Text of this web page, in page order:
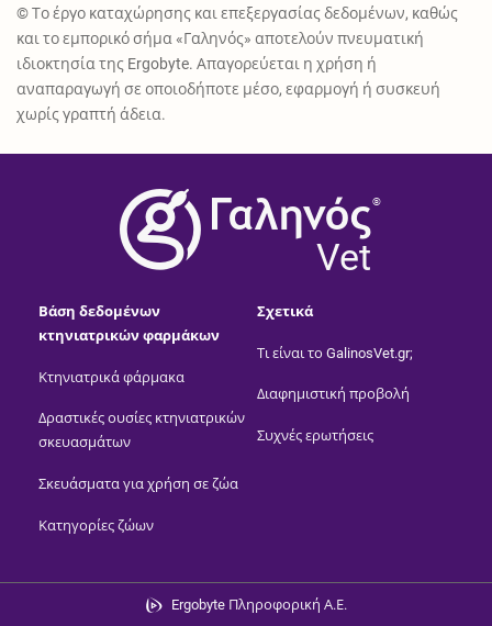
© Το έργο καταχώρησης και επεξεργασίας δεδομένων, καθώς
και το εμπορικό σήμα «Γαληνός» αποτελούν πνευματική
ιδιοκτησία της Ergobyte. Απαγορεύεται η χρήση ή
αναπαραγωγή σε οποιοδήποτε μέσο, εφαρμογή ή συσκευή
χωρίς γραπτή άδεια.
®
Vet
Βάση δεδομένων
κτηνιατρικών φαρμάκων
Κτηνιατρικά φάρμακα
Δραστικές ουσίες κτηνιατρικών
σκευασμάτων
Σκευάσματα για χρήση σε ζώα
Κατηγορίες ζώων
Σχετικά
Τι είναι το GalinosVet.gr;
Διαφημιστική προβολή
Συχνές ερωτήσεις
Ergobyte Πληροφορική Α.Ε.